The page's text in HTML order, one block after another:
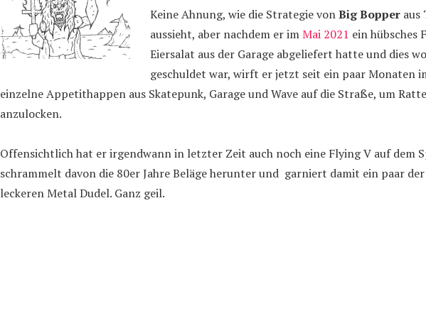
Keine Ahnung, wie die Strategie vonBig Bopper aus
aussieht, aber nachdem er imMai 2021 ein hübsches
Eiersalat aus der Garage abgeliefert hatte und dies
geschuldet war, wirft er jetzt seit ein paar Monaten
einzelne Appetithappen aus Skatepunk, Garage und Wave auf die Straße, um
anzulocken.
Offensichtlich hat er irgendwann in letzter Zeit auch noch eine Flying V auf dem
schrammelt davon die 80er Jahre Beläge herunter und garniert damit ein paar
leckeren Metal Dudel. Ganz geil.